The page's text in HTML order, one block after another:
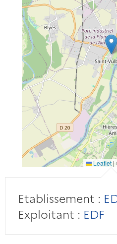
Leaflet |
Etablissement :
Exploitant : EDF